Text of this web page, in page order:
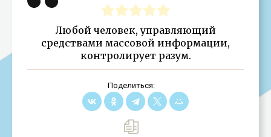
Любой человек, управляющий
средствами массовой информации,
контролирует разум.
Поделиться: